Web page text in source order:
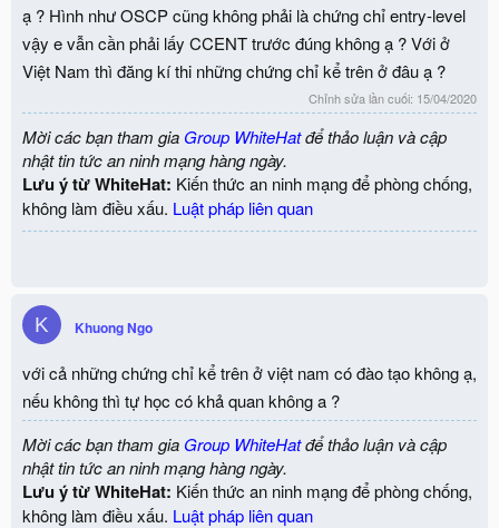
Học những chứng chỉ của cisco có giúp xin việc dễ hơn k:
những chứng chỉ như CCNA, CCNP sẽ giúp bạn được chứng nhận
là đã có hiểu biết về phần mạng (networdk) hơn là về an toàn
thông tin (security) nhưng cũng là điểm cộng. Còn lâu dài bạn nên
hướng đến các chứng chỉ như OSCP, CISSP - là những chứng
chỉ được đánh giá cao trong cộng đồng làm ATTT.
ạ ? Hình như OSCP cũng không phải là chứng chỉ entry-level
vậy e vẫn cần phải lấy CCENT trước đúng không ạ ? Với ở
Việt Nam thì đăng kí thi những chứng chỉ kể trên ở đâu ạ ?
Chỉnh sửa lần cuối: 15/04/2020
Mời các bạn tham gia Group WhiteHatđể thảo luận và cập
nhật tin tức an ninh mạng hàng ngày.
Lưu ý từ WhiteHat: Kiến thức an ninh mạng để phòng chống,
không làm điều xấu. Luật pháp liên quan
K Khuong Ngo
với cả những chứng chỉ kể trên ở việt nam có đào tạo không ạ,
nếu không thì tự học có khả quan không a ?
Mời các bạn tham gia Group WhiteHatđể thảo luận và cập
nhật tin tức an ninh mạng hàng ngày.
Lưu ý từ WhiteHat: Kiến thức an ninh mạng để phòng chống,
không làm điều xấu. Luật pháp liên quan